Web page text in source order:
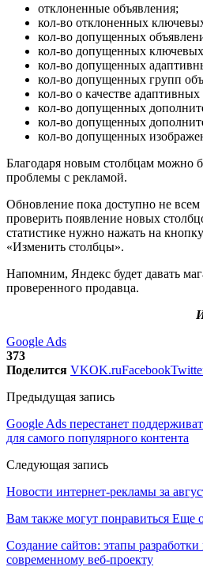
отклоненные объявления;
кол-во отклоненных
кол-во допущенных
кол-во допущенных
кол-во допущенных
кол-во допущенных групп
кол-во о качестве
кол-во допущенных
кол-во допущенных
кол-во допущенных
Благодаря новым столбцам можно
проблемы с рекламой.
Обновление пока доступно не
проверить появление новых
статистике нужно нажать на
«Изменить столбцы».
Напомним, Яндекс будет давать
проверенного продавца.
Google Ads
373
Поделится VKOK.ruFacebook
Предыдущая запись
Google Ads перестанет
для самого популярного контента
Следующая запись
Новости интернет-рекламы за
Вам также могут понравиться Еще
Создание сайтов: этапы
современному веб-проекту